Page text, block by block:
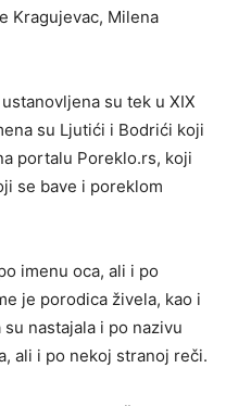
Kragujevac, Milena
su tek u XIX
su Ljutići i Bodrići koji
portalu Poreklo.rs, koji
se bave i poreklom
imenu oca, ali i po
je porodica živela, kao i
nastajala i po nazivu
ali i po nekoj stranoj reči.